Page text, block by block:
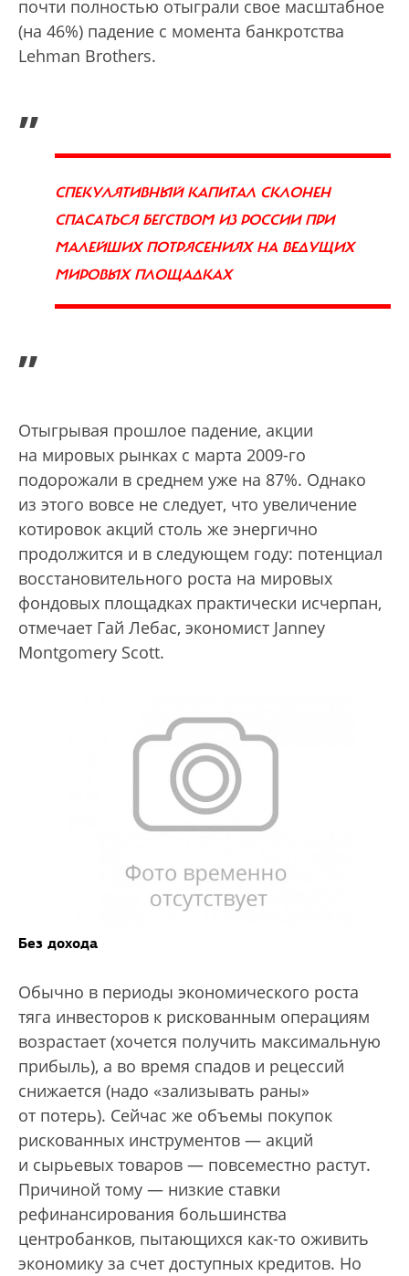
почти полностью отыграли свое масштабное
(на 46%) падение с момента банкротства
Lehman Brothers.
„
СПЕКУЛЯТИВНЫЙ КАПИТАЛ СКЛОНЕН
СПАСАТЬСЯ БЕГСТВОМ ИЗ РОССИИ ПРИ
МАЛЕЙШИХ ПОТРЯСЕНИЯХ НА ВЕДУЩИХ
МИРОВЫХ ПЛОЩАДКАХ
”
Отыгрывая прошлое падение, акции
на мировых рынках с марта 2009-го
подорожали в среднем уже на 87%. Однако
из этого вовсе не следует, что увеличение
котировок акций столь же энергично
продолжится и в следующем году: потенциал
восстановительного роста на мировых
фондовых площадках практически исчерпан,
отмечает Гай Лебас, экономист Janney
Montgomery Scott.
Без дохода
Обычно в периоды экономического роста
тяга инвесторов к рискованным операциям
возрастает (хочется получить максимальную
прибыль), а во время спадов и рецессий
снижается (надо «зализывать раны»
от потерь). Сейчас же объемы покупок
рискованных инструментов — акций
и сырьевых товаров — повсеместно растут.
Причиной тому — низкие ставки
рефинансирования большинства
центробанков, пытающихся как-то оживить
экономику за счет доступных кредитов. Но